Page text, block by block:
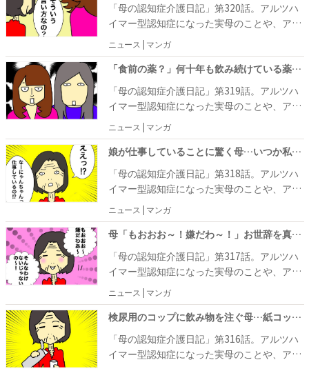
持ちだけにしてほしいと、切に願うワフウフ
さんでした。
Aさんから将棋を教わっていたのですが、何
度教えてもらっても覚えられず、おもしろく
なくなってしまったのか「私、将棋好きじゃ
ないの！ もう教えてほしくないのよ！」と言
いだしました。Aさんもあーちゃんと同じ認
知症のようで、断ったことも断られたこと
も、お互いに覚えていられるのかどうか、ワ
フウフさんは心配しています。
断ったら、先生が感じ悪くなったから」と言
い、発表会に出なくても回数を減らしてもい
いからレッスンを続けてほしいと先生から言
われていた事実と大きく異なっていました。
そして、先生ご夫婦を囲んで「オイショオイ
ショするのが嫌だった」とも話し、かわいら
しい言い間違いにほっこりしつつも「ヨイシ
ョする」という正しい言い方を教えてもピン
ときていない様子……。あーちゃんの頭の中
から言葉がどんどん抜け落ちていることに、
ワフウフさんは悲しくなっていました。
んは、なーにゃんが施設から預かってきた食
前の薬を渡すと「食前の薬？ 私、食前に飲む
薬があるの？」と言って、ワフウフさん姉妹
を驚かせました。その薬は、あーちゃんの持
病である糖尿病の薬で、もう何十年も飲み続
けているものです。さらに、食後の薬を見て
も「食後の薬もあるの？」と不思議そうに言
うだけ。以前のあーちゃんは、認知症が進行
する中でも「薬はちゃんと飲まなくてはいけ
ないもの」という認識があったのですが、今
は施設で管理してもらっているため、自分が
薬を飲んでいるという意識が薄れてしまって
いるのかもしれません。
「母の認知症介護日記」第320話。アルツハ
イマー型認知症になった実母のことや、アラ
フィフ主婦の日常をあれこれ書き連ねるワフ
ウフさん。自身の体験をマンガにしていま
す。 母・あーちゃんが施設で暮らすようにな
ってから、半年がたちました。最初のうち
は、あーちゃんが不安にならないように、ワ
フウフさん姉妹は交代しながら毎日欠かさず
面会に行っていたのですが、今はときどき休
みの日を入れながら通うようになりました。
ワフウフさんは週に3～4日働き、姉・なーに
ゃんは月初めの1週間、集中して働いている
ため、どうしても2人の都合が合わないこと
もあります。ある日、あーちゃんに「明日と
明後日は2人とも仕事だから、面会には来ら
れない」と伝えたところ、あーちゃんは「え
え！ なーにゃんちゃんって仕事している
の？」ととても驚いていました。もちろん、
認知症になる前はなーにゃんの働き方も理解
していたのですが、こうやって少しずつ娘の
ことを忘れていくのかと思うと、ワフウフさ
んはちょっと悲しくなってしまったのでし
た。
ニュース | マンガ
「食前の薬？」何十年も飲み続けている薬を忘れた母の姿に思わず驚いた日 #母の認知症介護日記 319
「母の認知症介護日記」第319話。アルツハ
イマー型認知症になった実母のことや、アラ
フィフ主婦の日常をあれこれ書き連ねるワフ
ウフさん。自身の体験をマンガにしていま
す。 母・あーちゃんが暮らす施設にはエレベ
ーターが1台しかなく、いつも渋滞気味。先
日も、姉・なーにゃんとあーちゃんが乗り込
んだところ、4人のおばあちゃんと乗り合わ
せました。あーちゃんが、いつものように
「娘なの！」とおばあちゃんたちに紹介する
と、おばあちゃんたちは「娘さんなの？ あな
た若いわねえ。姉妹かと思っちゃった」と、
口々におだててくれたのですが、横で聞いて
いたワフウフさんは、さすがに姉妹に見える
というのは無理があるだろうと思っていまし
た。しかし、あーちゃんはすっかり真に受け
て、「もう～、嫌だわ～」なんて言いながら
大喜び。その姿を見たワフウフさん姉妹は、
ドン引きしてしまいました。
ニュース | マンガ
娘が仕事していることに驚く母…いつか私たちのことも忘れてしまうのかな #母の認知症介護日記 318
「母の認知症介護日記」第318話。アルツハ
イマー型認知症になった実母のことや、アラ
フィフ主婦の日常をあれこれ書き連ねるワフ
ウフさん。自身の体験をマンガにしていま
す。 母・あーちゃんの糖尿病の検査に行った
日。先月に引き続きとてもいい数値をキープ
できていて、ワフウフさん姉妹もひと安心。
ただ、トイレに行ったばかりで尿検査ができ
ず、困っていたあーちゃんが、姉・なーにゃ
んから水分補給のために受け取った水筒の中
身を、当たり前のように検尿用の紙コップに
注いだり、看護師さんからの質問にオウム返
しをするだけになったりと、検査を無事に終
ニュース | マンガ
母「もおおお～！嫌だわ～！」お世辞を真に受けて大喜びする母にドン引き #母の認知症介護日記 317
「母の認知症介護日記」第317話。アルツハ
イマー型認知症になった実母のことや、アラ
フィフ主婦の日常をあれこれ書き連ねるワフ
ウフさん。自身の体験をマンガにしていま
す。 ワフウフさんは、母・あーちゃんと施設
の近くを2時間ほど散歩しました。途中、商
店街で新しい洋服を買ったので、ワフウフさ
んはあーちゃんの部屋で名前を書いてから帰
ニュース | マンガ
検尿用のコップに飲み物を注ぐ母…紙コップの使い方としては合っているが #母の認知症介護日記 316
「母の認知症介護日記」第316話。アルツハ
イマー型認知症になった実母のことや、アラ